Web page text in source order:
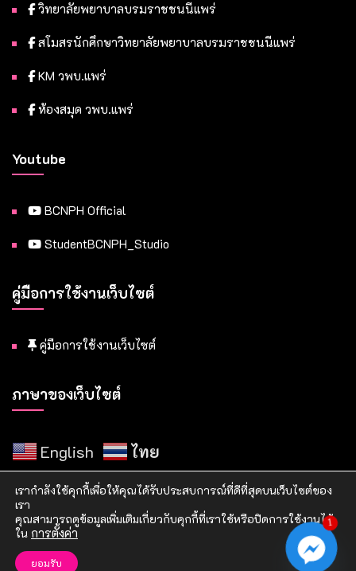
วิทยาลัยพยาบาลบรมราชชนนีแพร่
สโมสรนักศึกษาวิทยาลัยพยาบาลบรมราชชนนีแพร่
KM วพบ.แพร่
ห้องสมุด วพบ.แพร่
Youtube
BCNPH Official
StudentBCNPH_Studio
คู่มือการใช้งานเว็บไซต์
คู่มือการใช้งานเว็บไซต์
ภาษาของเว็บไซต์
English ไทย
Copyright © 2021 วิทยาลัยพยาบาลบรมราชชนนี แพร่
เรากำลังใช้คุกกี้เพื่อให้คุณได้รับประสบการณ์ที่ดีที่สุดบนเว็บไซต์ของ
เรา
คุณสามารถดูข้อมูลเพิ่มเติมเกี่ยวกับคุกกี้ที่เราใช้หรือปิดการใช้งานได้
ใน การตั้งค่า
ยอมรับ
1